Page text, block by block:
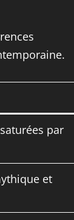
par
et